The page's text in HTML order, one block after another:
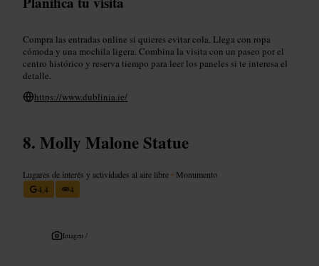
Compra las entradas online si quieres evitar cola. Llega con ropa
cómoda y una mochila ligera. Combina la visita con un paseo por el
centro histórico y reserva tiempo para leer los paneles si te interesa el
detalle.
https://www.dublinia.ie/
Molly Malone Statue
Lugares de interés y actividades al aire libre • Monumento
4,4
4
Imagen /